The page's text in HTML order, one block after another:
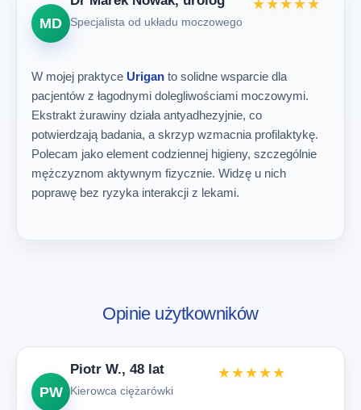
MD Specjalista od układu moczowego
★★★★★
W mojej praktyce Urigan to solidne wsparcie dla
pacjentów z łagodnymi dolegliwościami moczowymi.
Ekstrakt żurawiny działa antyadhezyjnie, co
potwierdzają badania, a skrzyp wzmacnia profilaktykę.
Polecam jako element codziennej higieny, szczególnie
mężczyznom aktywnym fizycznie. Widzę u nich
poprawę bez ryzyka interakcji z lekami.
Opinie użytkowników
PW
Piotr W., 48 lat
Kierowca ciężarówki
★★★★★